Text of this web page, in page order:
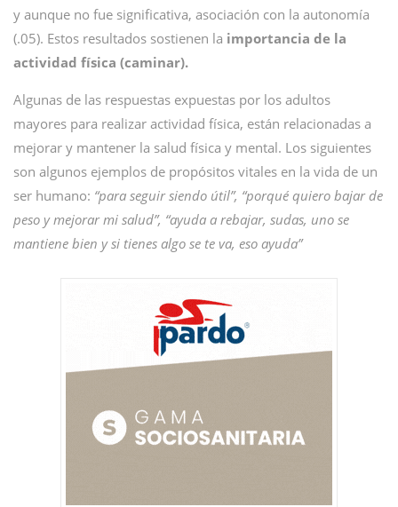
y aunque no fue significativa, asociación con la autonomía
(.05). Estos resultados sostienen la importancia de la
actividad física (caminar).
Algunas de las respuestas expuestas por los adultos
mayores para realizar actividad física, están relacionadas a
mejorar y mantener la salud física y mental. Los siguientes
son algunos ejemplos de propósitos vitales en la vida de un
ser humano: “para seguir siendo útil”, “porqué quiero bajar de
peso y mejorar mi salud”, “ayuda a rebajar, sudas, uno se
mantiene bien y si tienes algo se te va, eso ayuda”